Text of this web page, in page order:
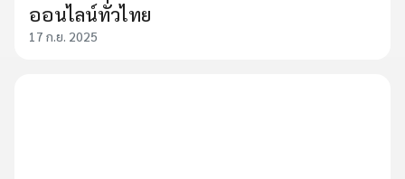
ออนไลน์ทั่วไทย
17 ก.ย. 2025